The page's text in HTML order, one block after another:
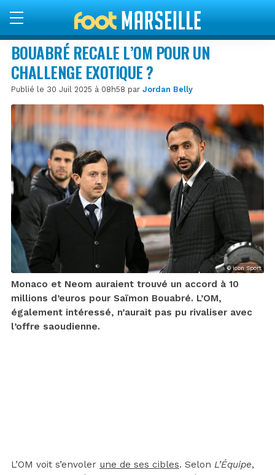
BOUABRÉ RECALE L’OM POUR UN
CHALLENGE EXOTIQUE ?
Publié le 30 Juil 2025 à 08h58 par Jordan Belly
© Icon Sport
Monaco et Neom auraient trouvé un accord à 10
millions d’euros pour Saïmon Bouabré. L’OM,
également intéressé, n’aurait pas pu rivaliser avec
l’offre saoudienne.
L’OM voit s’envoler une de ses cibles. Selon L’Équipe,